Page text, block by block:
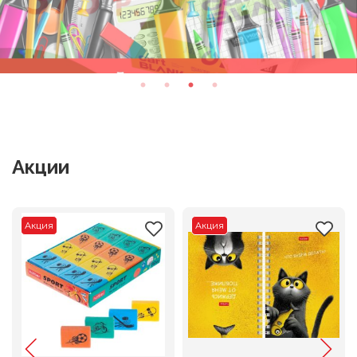
Акции
Акция Акция